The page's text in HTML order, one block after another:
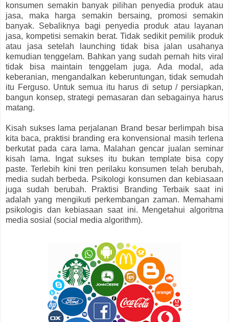
konsumen semakin banyak pilihan penyedia produk atau
jasa, maka harga semakin bersaing, promosi semakin
banyak. Sebaliknya bagi penyedia produk atau layanan
jasa, kompetisi semakin berat. Tidak sedikit pemilik produk
atau jasa setelah launching tidak bisa jalan usahanya
kemudian tenggelam. Bahkan yang sudah pernah hits viral
tidak bisa maintain tenggelam juga. Ada modal, ada
keberanian, mengandalkan keberuntungan, tidak semudah
itu Ferguso. Untuk semua itu harus di setup / persiapkan,
bangun konsep, strategi pemasaran dan sebagainya harus
matang.
Kisah sukses lama perjalanan Brand besar berlimpah bisa
kita baca, praktisi branding era konvensional masih terlena
berkutat pada cara lama. Malahan gencar jualan seminar
kisah lama. Ingat sukses itu bukan template bisa copy
paste. Terlebih kini tren perilaku konsumen telah berubah,
media sudah berbeda. Psikologi konsumen dan kebiasaan
juga sudah berubah. Praktisi Branding Terbaik saat ini
adalah yang mengikuti perkembangan zaman. Memahami
psikologis dan kebiasaan saat ini. Mengetahui algoritma
media sosial (social media algorithm).